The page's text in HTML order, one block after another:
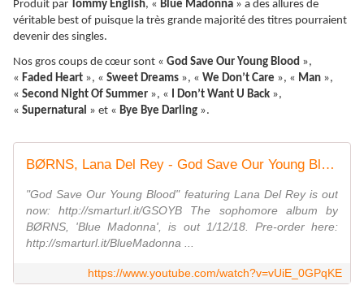
Produit par Tommy English, « Blue Madonna » a des allures de
véritable best of puisque la très grande majorité des titres pourraient
devenir des singles.
Nos gros coups de cœur sont « God Save Our Young Blood »,
« Faded Heart », « Sweet Dreams », « We Don’t Care », « Man »,
« Second Night Of Summer », « I Don’t Want U Back »,
« Supernatural » et « Bye Bye Darling ».
BØRNS, Lana Del Rey - God Save Our Young Blood (Audio)
"God Save Our Young Blood" featuring Lana Del Rey is out
now: http://smarturl.it/GSOYB The sophomore album by
BØRNS, 'Blue Madonna', is out 1/12/18. Pre-order here:
http://smarturl.it/BlueMadonna ...
https://www.youtube.com/watch?v=vUiE_0GPqKE